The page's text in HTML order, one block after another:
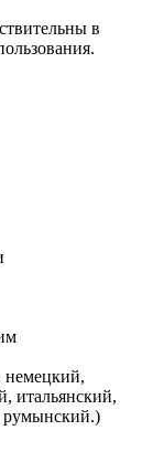
в
немецкий,
итальянский,
румынский.)